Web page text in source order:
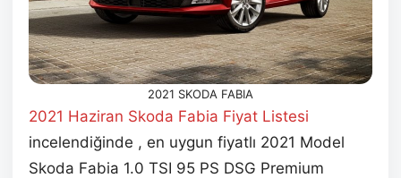
2021 SKODA FABIA
2021 Haziran Skoda Fabia Fiyat Listesi
incelendiğinde , en uygun fiyatlı 2021 Model
Skoda Fabia 1.0 TSI 95 PS DSG Premium